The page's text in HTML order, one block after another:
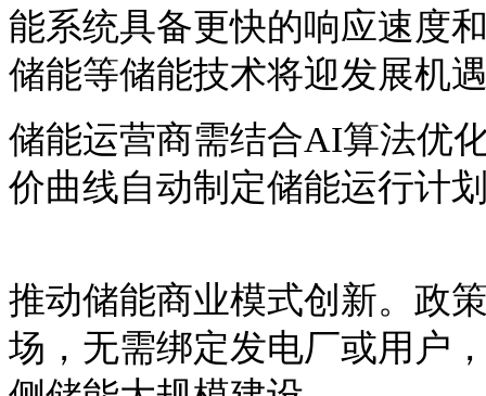
能系统具备更快的响应速度
储能等储能技术将迎发展机
储能运营商需结合AI算法优
价曲线自动制定储能运行计
推动储能商业模式创新。政
场，无需绑定发电厂或用户